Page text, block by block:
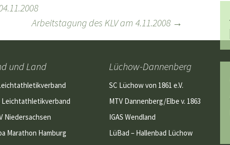
Arbeitstagung des KLV am 4.11.2008 →
und Land
Leichtathletikverband
Niedersachsen
Marathon Hamburg
Lüchow-Dannenberg
SC Lüchow von 1861 e.V.
MTV Dannenberg/Elbe v. 1863
IGAS Wendland
LüBad – Hallenbad Lüchow